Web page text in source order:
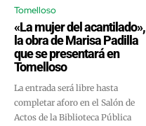
Tomelloso
«La mujer del acantilado»,
la obra de Marisa Padilla
que se presentará en
Tomelloso
La entrada será libre hasta
completar aforo en el Salón de
Actos de la Biblioteca Pública